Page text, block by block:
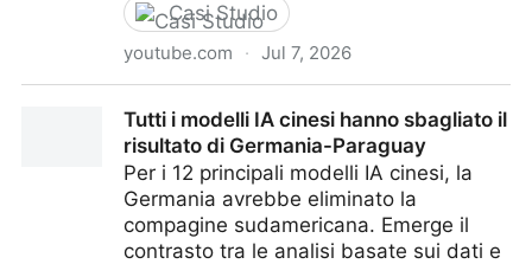
Casi Studio
youtube.com · Jul 7, 2026
Tutti i modelli IA cinesi hanno sbagliato il
risultato di Germania-Paraguay
Per i 12 principali modelli IA cinesi, la
Germania avrebbe eliminato la
compagine sudamericana. Emerge il
contrasto tra le analisi basate sui dati e